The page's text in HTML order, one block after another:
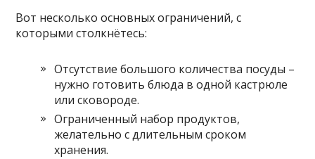
Вот несколько основных ограничений, с
которыми столкнётесь:
Отсутствие большого количества посуды –
нужно готовить блюда в одной кастрюле
или сковороде.
Ограниченный набор продуктов,
желательно с длительным сроком
хранения.